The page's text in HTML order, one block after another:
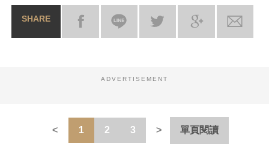
SHARE
ADVERTISEMENT
1 2 3 單頁閱讀